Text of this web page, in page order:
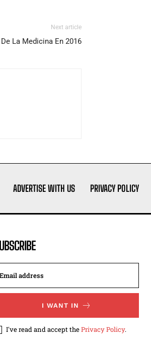
Next article
La Medicina En 2016
ADVERTISE WITH US PRIVACY POLICY
I WANT IN
I've read and accept thePrivacy Policy.